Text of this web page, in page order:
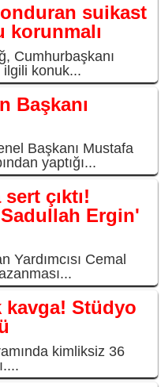
suikast
korunmalı
Cumhurbaşkanı
ilgili konuk...
Başkanı
Başkanı Mustafa
yaptığı...
çıktı!
Ergin'
Yardımcısı Cemal
kavga! Stüdyo
kimliksiz 36